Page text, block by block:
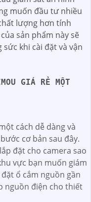
muốn đầu tư nhiều
lượng hơn tính
sản phẩm này sẽ
khi cài đặt và vận
GIÁ RẺ MỘT
cách dễ dàng và
cơ bản sau đây.
đặt cho camera sao
vực bạn muốn giám
ổ cắm nguồn gần
nguồn điện cho thiết